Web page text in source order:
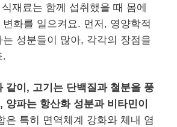
재료는 함께 섭취했을 때 몸에
화를 일으켜요. 먼저, 영양학적
는 성분들이 많아, 각각의 장점을
.
같이, 고기는 단백질과 철분을 풍
양파는 항산화 성분과 비타민이
은 특히 면역체계 강화와 체내 염